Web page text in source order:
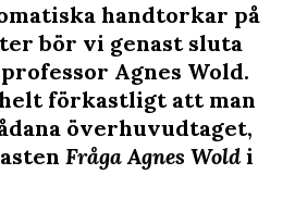
handtorkar på
bör vi genast sluta
Agnes Wold.
förkastligt att man
överhuvudtaget,
Fråga Agnes Wold i